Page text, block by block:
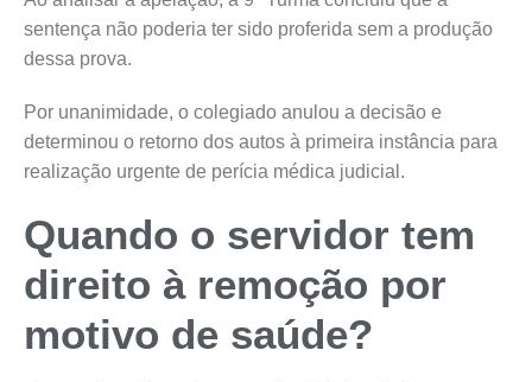
sentença não poderia ter sido proferida sem a produção
dessa prova.
Por unanimidade, o colegiado anulou a decisão e
determinou o retorno dos autos à primeira instância para
realização urgente de perícia médica judicial.
Quando o servidor tem
direito à remoção por
motivo de saúde?